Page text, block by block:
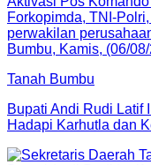
Tanah Bumbu
Bupati Andi Rudi Latif
Hadapi Karhutla dan